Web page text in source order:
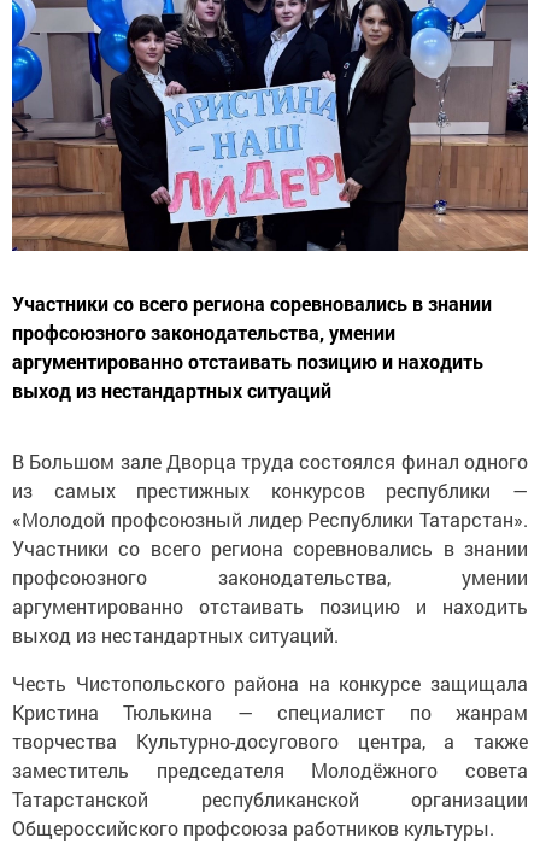
Участники со всего региона соревновались в знании
профсоюзного законодательства, умении
аргументированно отстаивать позицию и находить
выход из нестандартных ситуаций
В Большом зале Дворца труда состоялся финал одного
из самых престижных конкурсов республики —
«Молодой профсоюзный лидер Республики Татарстан».
Участники со всего региона соревновались в знании
профсоюзного законодательства, умении
аргументированно отстаивать позицию и находить
выход из нестандартных ситуаций.
Честь Чистопольского района на конкурсе защищала
Кристина Тюлькина — специалист по жанрам
творчества Культурно-досугового центра, а также
заместитель председателя Молодёжного совета
Татарстанской республиканской организации
Общероссийского профсоюза работников культуры.